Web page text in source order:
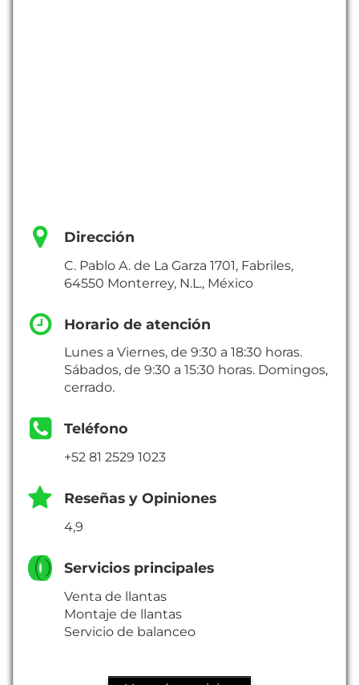
Dirección
C. Pablo A. de La Garza 1701, Fabriles,
64550 Monterrey, N.L., México
Horario de atención
Lunes a Viernes, de 9:30 a 18:30 horas.
Sábados, de 9:30 a 15:30 horas. Domingos,
cerrado.
Teléfono
+52 81 2529 1023
Reseñas y Opiniones
4,9
Servicios principales
Venta de llantas
Montaje de llantas
Servicio de balanceo